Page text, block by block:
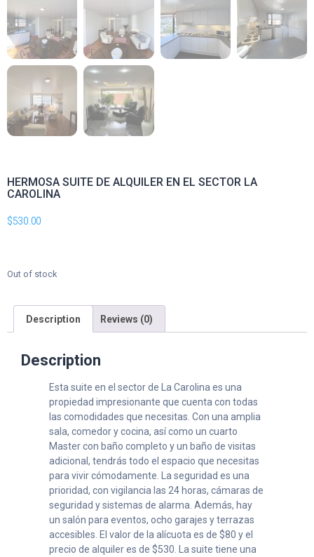
HERMOSA SUITE DE ALQUILER EN EL SECTOR LA
CAROLINA
$530.00
Out of stock
Description Reviews (0)
Description
Esta suite en el sector de La Carolina es una
propiedad impresionante que cuenta con todas
las comodidades que necesitas. Con una amplia
sala, comedor y cocina, así como un cuarto
Master con baño completo y un baño de visitas
adicional, tendrás todo el espacio que necesitas
para vivir cómodamente. La seguridad es una
prioridad, con vigilancia las 24 horas, cámaras de
seguridad y sistemas de alarma. Además, hay
un salón para eventos, ocho garajes y terrazas
accesibles. El valor de la alícuota es de $80 y el
precio de alquiler es de $530. La suite tiene una